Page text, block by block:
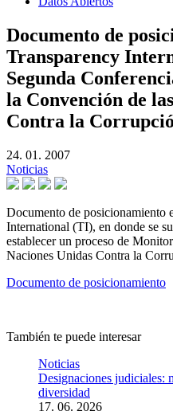
Documento de
Transparency
Segunda
la Convención de
Contra la
24. 01. 2007
Noticias
Documento de posicionamiento
International (TI), en donde se
establecer un proceso de
Naciones Unidas Contra la
Documento de posicionamiento
También te puede interesar
Noticias
Designaciones judiciales:
diversidad
17. 06. 2026